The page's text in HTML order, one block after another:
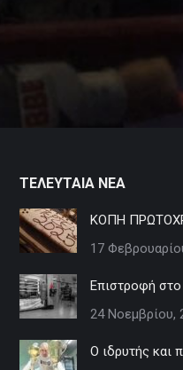
ΤΕΛΕΥΤΑΙΑ ΝΕΑ
ΚΟΠΗ
17
Επιστροφή στο
24 Νοεμβρίου,
Ο ιδρυτής και